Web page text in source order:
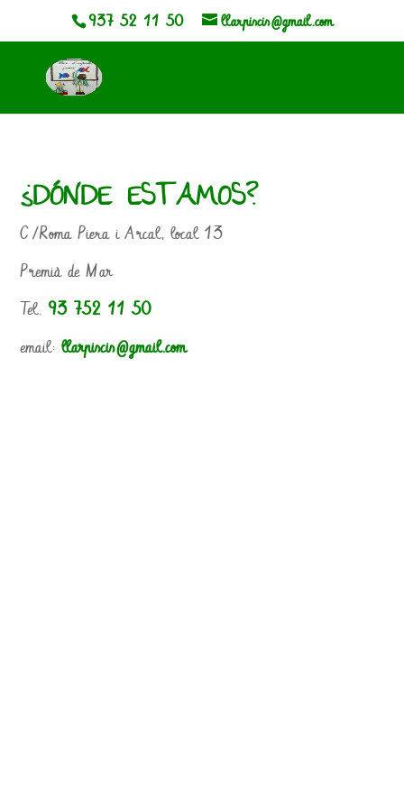
937 52 11 50 llarpiscis@gmail.com
¿DÓNDE ESTAMOS?
C/Roma Piera i Arcal, local 13
Premià de Mar
Tel. 93 752 11 50
email:llarpiscis@gmail.com